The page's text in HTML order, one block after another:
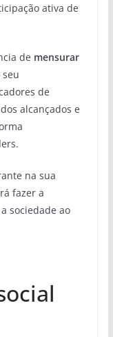
ativa de
de mensurar
de
alcançados e
na sua
fazer a
sociedade ao